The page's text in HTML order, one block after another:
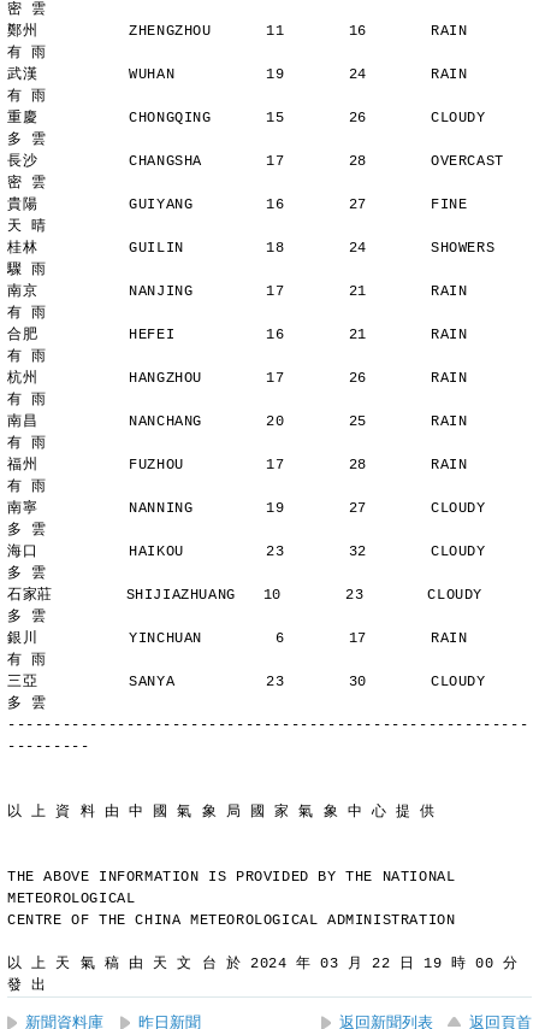
密 雲
鄭州          ZHENGZHOU      11       16       RAIN
有 雨
武漢          WUHAN          19       24       RAIN
有 雨
重慶          CHONGQING      15       26       CLOUDY
多 雲
長沙          CHANGSHA       17       28       OVERCAST
密 雲
貴陽          GUIYANG        16       27       FINE
天 晴
桂林          GUILIN         18       24       SHOWERS
驟 雨
南京          NANJING        17       21       RAIN
有 雨
合肥          HEFEI          16       21       RAIN
有 雨
杭州          HANGZHOU       17       26       RAIN
有 雨
南昌          NANCHANG       20       25       RAIN
有 雨
福州          FUZHOU         17       28       RAIN
有 雨
南寧          NANNING        19       27       CLOUDY
多 雲
海口          HAIKOU         23       32       CLOUDY
多 雲
石家莊        SHIJIAZHUANG   10       23       CLOUDY
多 雲
銀川          YINCHUAN        6       17       RAIN
有 雨
三亞          SANYA          23       30       CLOUDY
多 雲
---------------------------------------------------------
---------
以 上 資 料 由 中 國 氣 象 局 國 家 氣 象 中 心 提 供
THE ABOVE INFORMATION IS PROVIDED BY THE NATIONAL
METEOROLOGICAL
CENTRE OF THE CHINA METEOROLOGICAL ADMINISTRATION
以 上 天 氣 稿 由 天 文 台 於 2024 年 03 月 22 日 19 時 00 分
發 出
新聞資料庫 昨日新聞 返回新聞列表 返回頁首